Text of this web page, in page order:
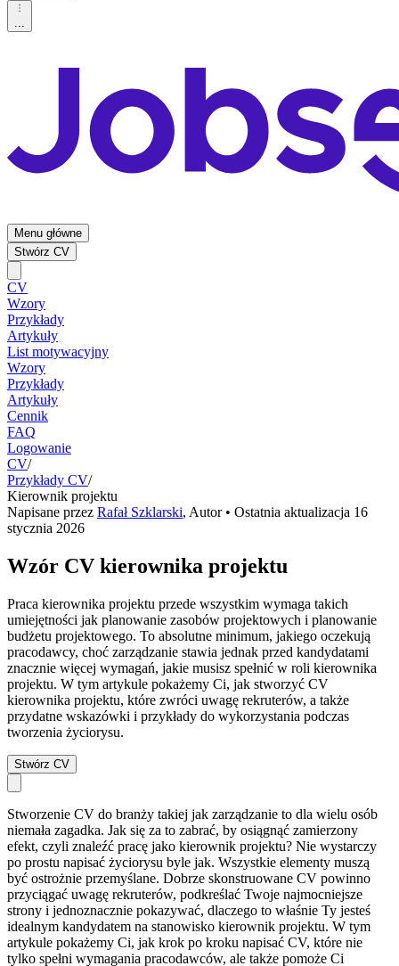
...
Menu główne
Stwórz CV
CV
Wzory
Przykłady
Artykuły
List motywacyjny
Wzory
Przykłady
Artykuły
Cennik
FAQ
Logowanie
CV/
Przykłady CV/
Kierownik projektu
Napisane przez Rafał Szklarski, Autor• Ostatnia aktualizacja 16
stycznia 2026
Wzór CV kierownika projektu
Praca kierownika projektu przede wszystkim wymaga takich
umiejętności jak planowanie zasobów projektowych i planowanie
budżetu projektowego. To absolutne minimum, jakiego oczekują
pracodawcy, choć zarządzanie stawia jednak przed kandydatami
znacznie więcej wymagań, jakie musisz spełnić w roli kierownika
projektu. W tym artykule pokażemy Ci, jak stworzyć CV
kierownika projektu, które zwróci uwagę rekruterów, a także
przydatne wskazówki i przykłady do wykorzystania podczas
tworzenia życiorysu.
Stwórz CV
Stworzenie CV do branży takiej jak zarządzanie to dla wielu osób
niemała zagadka. Jak się za to zabrać, by osiągnąć zamierzony
efekt, czyli znaleźć pracę jako kierownik projektu? Nie wystarczy
po prostu napisać życiorysu byle jak. Wszystkie elementy muszą
być ostrożnie przemyślane. Dobrze skonstruowane CV powinno
przyciągać uwagę rekruterów, podkreślać Twoje najmocniejsze
strony i jednoznacznie pokazywać, dlaczego to właśnie Ty jesteś
idealnym kandydatem na stanowisko kierownik projektu. W tym
artykule pokażemy Ci, jak krok po kroku napisać CV, które nie
tylko spełni wymagania pracodawców, ale także pomoże Ci